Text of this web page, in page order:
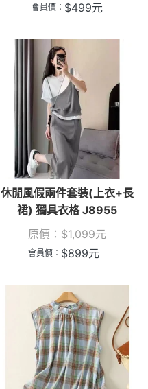
會員價： $499元
休閒風假兩件套裝(上衣+長
裙) 獨具衣格 J8955
原價： $1,099元
會員價： $899元